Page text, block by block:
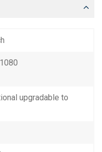
upgradable to